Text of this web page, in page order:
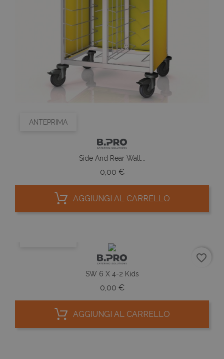
ANTEPRIMA
Side And Rear Wall...
0,00 €Prezzo
AGGIUNGI AL CARRELLO
SW 6 X 4-2 Kids
0,00 €Prezzo
AGGIUNGI AL CARRELLO
favorite_border